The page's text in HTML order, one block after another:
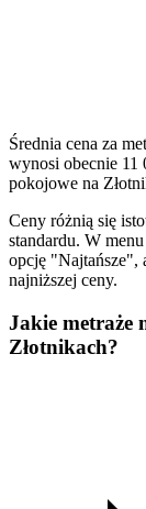
Średnia cena za
wynosi obecnie 11
pokojowe na
Ceny różnią się
standardu. W
opcję "Najtańsze",
najniższej ceny.
Jakie metraże
Złotnikach?